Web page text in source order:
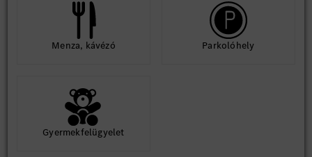
Menza, kávézó Parkolóhely
Gyermekfelügyelet